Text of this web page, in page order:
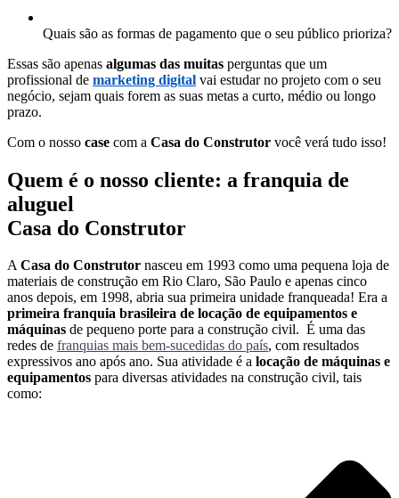
Quais são as formas de pagamento que o seu público prioriza?
Essas são apenas algumas das muitas perguntas que um
profissional de marketing digital vai estudar no projeto com o seu
negócio, sejam quais forem as suas metas a curto, médio ou longo
prazo.
Com o nosso case com a Casa do Construtor você verá tudo isso!
Quem é o nosso cliente: a franquia de
aluguel
Casa do Construtor
ACasa do Construtor nasceu em 1993 como uma pequena loja de
materiais de construção em Rio Claro, São Paulo e apenas cinco
anos depois, em 1998, abria sua primeira unidade franqueada! Era a
primeira franquia brasileira de locação de equipamentos e
máquinas de pequeno porte para a construção civil. É uma das
redes de franquias mais bem-sucedidas do país, com resultados
expressivos ano após ano. Sua atividade é a locação de máquinas e
equipamentos para diversas atividades na construção civil, tais
como: